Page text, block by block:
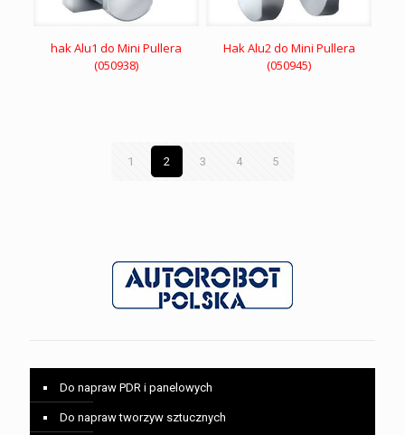
hak Alu1 do Mini Pullera
(050938)
Hak Alu2 do Mini Pullera
(050945)
1 2 3 4 5
Do napraw PDR i panelowych
Do napraw tworzyw sztucznych